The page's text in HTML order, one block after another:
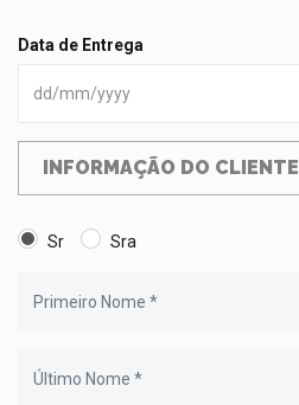
Data de Entrega
INFORMAÇÃO DO CLIENTE
Sr Sra